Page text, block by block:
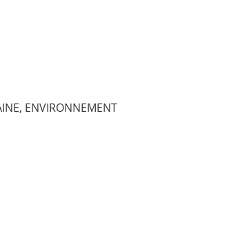
ENVIRONNEMENT